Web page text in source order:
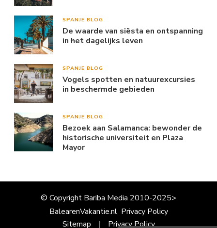
SPANJE BLOG
De waarde van siësta en ontspanning
in het dagelijks leven
SPANJE BLOG
Vogels spotten en natuurexcursies
in beschermde gebieden
SPANJE BLOG
Bezoek aan Salamanca: bewonder de
historische universiteit en Plaza
Mayor
© Copyright Bariba Media 2010-2025>
BalearenVakantie.nl Privacy Policy
Sitemap
Privacy Policy